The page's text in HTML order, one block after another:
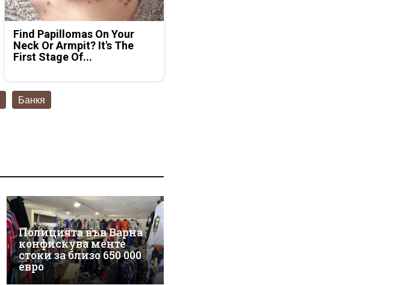
Find Papillomas On Your
Neck Or Armpit? It's The
First Stage Of...
Банкя
Полицията във Варна
конфискува менте
стоки за близо 650 000
евро